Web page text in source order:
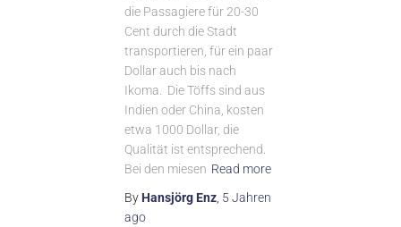
die Passagiere für 20-30
Cent durch die Stadt
transportieren, für ein paar
Dollar auch bis nach
Ikoma. Die Töffs sind aus
Indien oder China, kosten
etwa 1000 Dollar, die
Qualität ist entsprechend.
Bei den miesen Read more
By Hansjörg Enz 5 Jahren
ago